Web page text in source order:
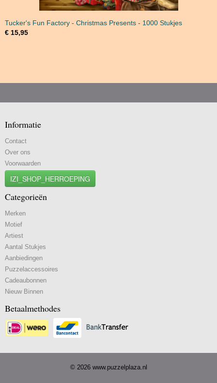
Tucker's Fun Factory - Christmas Presents - 1000 Stukjes
€ 15,95
Informatie
Contact
Over ons
Voorwaarden
IZI_SHOP_HERROEPING
Categorieën
Merken
Motief
Artiest
Aantal Stukjes
Aanbiedingen
Puzzelaccessoires
Cadeaubonnen
Nieuw Binnen
Betaalmethodes
© 2026 www.puzzelplaza.nl